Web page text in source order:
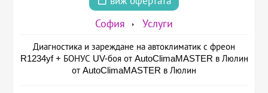
София Услуги
Диагностика и зареждане на автоклиматик с фреон
R1234yf + БОНУС UV-боя от AutoClimaMASTER в Люлин
от AutoClimaMASTER в Люлин